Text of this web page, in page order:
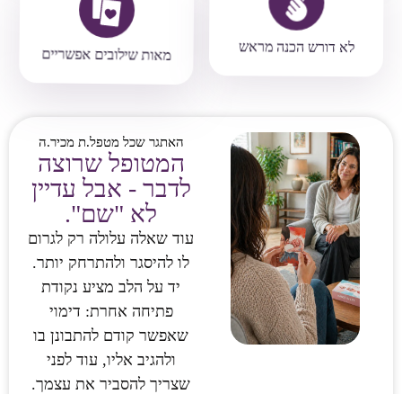
מאות שילובים אפשריים לא דורש הכנה מראש
האתגר שכל מטפל.ת מכיר.ה
המטופל שרוצה
לדבר - אבל עדיין
לא "שם".
עוד שאלה עלולה רק לגרום
לו להיסגר ולהתרחק יותר.
יד על הלב מציע נקודת
פתיחה אחרת: דימוי
שאפשר קודם להתבונן בו
ולהגיב אליו, עוד לפני
שצריך להסביר את עצמך.